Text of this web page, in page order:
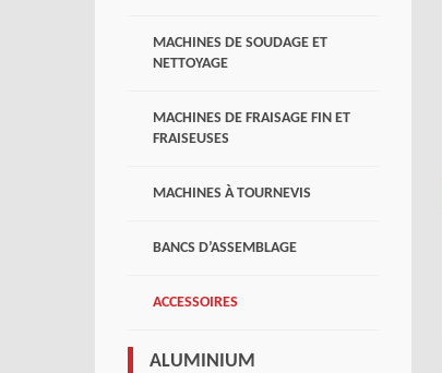
MACHINES DE SOUDAGE ET
NETTOYAGE
MACHINES DE FRAISAGE FIN ET
FRAISEUSES
MACHINES À TOURNEVIS
BANCS D’ASSEMBLAGE
ACCESSOIRES
ALUMINIUM